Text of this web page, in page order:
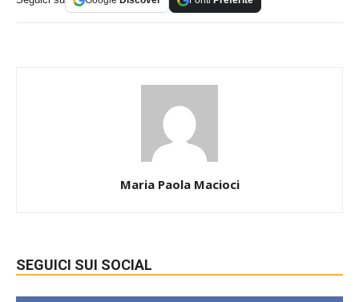
Maria Paola Macioci
SEGUICI SUI SOCIAL